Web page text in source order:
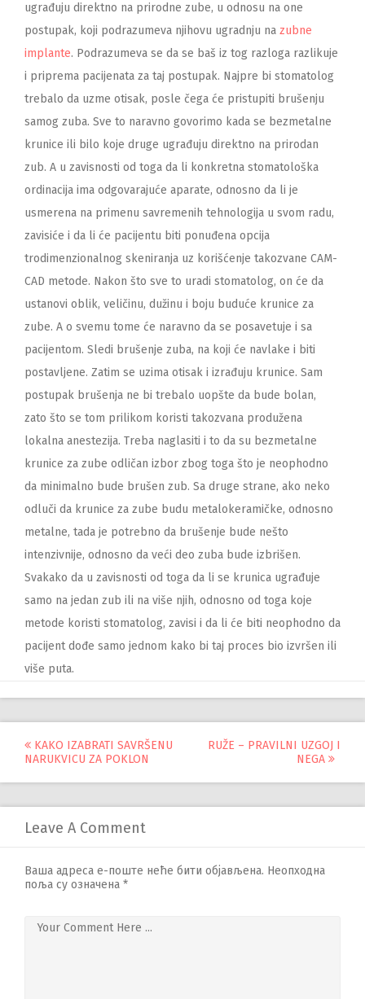
ugrađuju direktno na prirodne zube, u odnosu na one
postupak, koji podrazumeva njihovu ugradnju na zubne
implante. Podrazumeva se da se baš iz tog razloga razlikuje
i priprema pacijenata za taj postupak. Najpre bi stomatolog
trebalo da uzme otisak, posle čega će pristupiti brušenju
samog zuba. Sve to naravno govorimo kada se bezmetalne
krunice ili bilo koje druge ugrađuju direktno na prirodan
zub. A u zavisnosti od toga da li konkretna stomatološka
ordinacija ima odgovarajuće aparate, odnosno da li je
usmerena na primenu savremenih tehnologija u svom radu,
zavisiće i da li će pacijentu biti ponuđena opcija
trodimenzionalnog skeniranja uz korišćenje takozvane CAM-
CAD metode. Nakon što sve to uradi stomatolog, on će da
ustanovi oblik, veličinu, dužinu i boju buduće krunice za
zube. A o svemu tome će naravno da se posavetuje i sa
pacijentom. Sledi brušenje zuba, na koji će navlake i biti
postavljene. Zatim se uzima otisak i izrađuju krunice. Sam
postupak brušenja ne bi trebalo uopšte da bude bolan,
zato što se tom prilikom koristi takozvana produžena
lokalna anestezija. Treba naglasiti i to da su bezmetalne
krunice za zube odličan izbor zbog toga što je neophodno
da minimalno bude brušen zub. Sa druge strane, ako neko
odluči da krunice za zube budu metalokeramičke, odnosno
metalne, tada je potrebno da brušenje bude nešto
intenzivnije, odnosno da veći deo zuba bude izbrišen.
Svakako da u zavisnosti od toga da li se krunica ugrađuje
samo na jedan zub ili na više njih, odnosno od toga koje
metode koristi stomatolog, zavisi i da li će biti neophodno da
pacijent dođe samo jednom kako bi taj proces bio izvršen ili
više puta.
Управљање
KAKO IZABRATI SAVRŠENU
NARUKVICU ZA POKLON
RUŽE – PRAVILNI UZGOJ I
NEGA
Leave A Comment
Ваша адреса е-поште неће бити објављена. Неопходна
поља су означена *